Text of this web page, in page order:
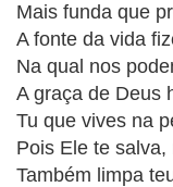
PLAYBACK
AUTORES
DA
HARPA
Mais funda que
A fonte da vida
Na qual nos
A graça de Deus
Tu que vives na
Pois Ele te salva,
Também limpa